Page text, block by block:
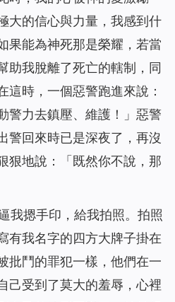
大的信心與力量，我感到什
果能為神死那是榮耀，若當
助我脫離了死亡的轄制，同
這時，一個惡警跑進來說：
警力去鎮壓、維護！」惡警
警回來時已是深夜了，再沒
狠地說：「既然你不說，那
我摁手印，給我拍照。拍照
有我名字的四方大牌子掛在
批鬥的罪犯一樣，他們在一
己受到了莫大的羞辱，心裡